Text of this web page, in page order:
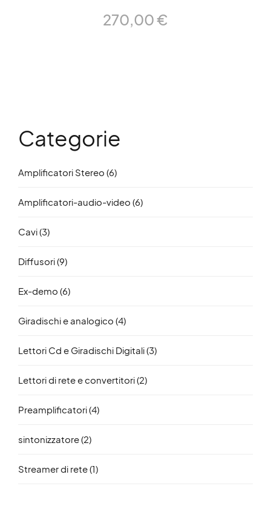
270,00€
Categorie
Amplificatori Stereo (6)
Amplificatori-audio-video (6)
Cavi(3)
Diffusori(9)
Ex-demo (6)
Giradischi e analogico (4)
Lettori Cd e Giradischi Digitali(3)
Lettori di rete e convertitori(2)
Preamplificatori(4)
sintonizzatore(2)
Streamer di rete(1)